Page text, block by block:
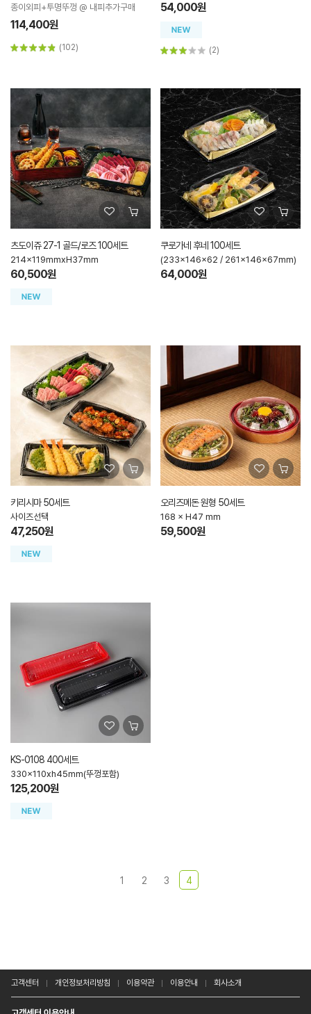
종이외피+투명뚜껑 @ 내피추가구매
114,400원
(102)
54,000원
(2)
츠도이쥬 27-1 골드/로즈 100세트
214x119mmxH37mm
60,500원
쿠로가네 후네 100세트
(233x146x62 / 261x146x67mm)
64,000원
키리시마 50세트
사이즈선택
47,250원
오리즈메돈 원형 50세트
168 × H47 mm
59,500원
KS-0108 400세트
330x110xh45mm(뚜껑포함)
125,200원
1 2 3 4
고객센터 개인정보처리방침 이용약관 이용안내 회사소개